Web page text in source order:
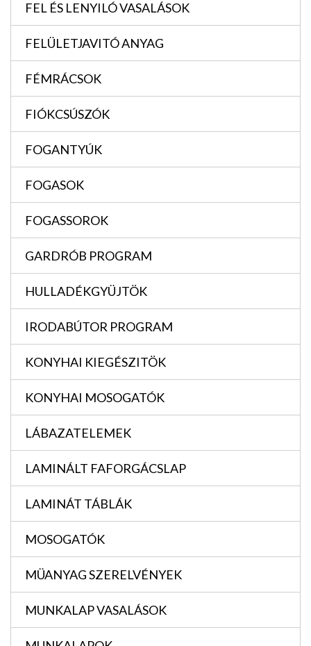
FEL ÉS LENYILÓ VASALÁSOK
FELÜLETJAVITÓ ANYAG
FÉMRÁCSOK
FIÓKCSÚSZÓK
FOGANTYÚK
FOGASOK
FOGASSOROK
GARDRÓB PROGRAM
HULLADÉKGYÜJTÖK
IRODABÚTOR PROGRAM
KONYHAI KIEGÉSZITÖK
KONYHAI MOSOGATÓK
LÁBAZATELEMEK
LAMINÁLT FAFORGÁCSLAP
LAMINÁT TÁBLÁK
MOSOGATÓK
MÜANYAG SZERELVÉNYEK
MUNKALAP VASALÁSOK